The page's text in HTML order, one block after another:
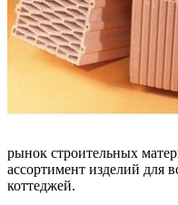
рынок строительных
ассортимент изделий для
коттеджей.